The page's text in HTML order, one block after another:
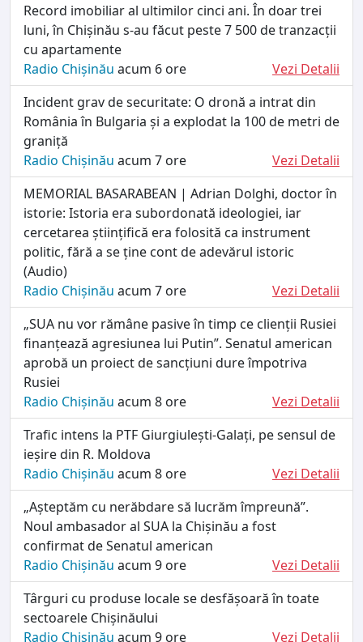
Record imobiliar al ultimilor cinci ani. În doar trei
luni, în Chișinău s-au făcut peste 7 500 de tranzacții
cu apartamente
Radio Chișinău acum 6 ore
Vezi Detalii
Incident grav de securitate: O dronă a intrat din
România în Bulgaria și a explodat la 100 de metri de
graniță
Radio Chișinău acum 7 ore
Vezi Detalii
MEMORIAL BASARABEAN | Adrian Dolghi, doctor în
istorie: Istoria era subordonată ideologiei, iar
cercetarea științifică era folosită ca instrument
politic, fără a se ține cont de adevărul istoric
(Audio)
Radio Chișinău acum 7 ore
Vezi Detalii
„SUA nu vor rămâne pasive în timp ce clienții Rusiei
finanțează agresiunea lui Putin”. Senatul american
aprobă un proiect de sancțiuni dure împotriva
Rusiei
Radio Chișinău acum 8 ore
Vezi Detalii
Trafic intens la PTF Giurgiulești-Galați, pe sensul de
ieșire din R. Moldova
Radio Chișinău acum 8 ore
Vezi Detalii
„Așteptăm cu nerăbdare să lucrăm împreună”.
Noul ambasador al SUA la Chișinău a fost
confirmat de Senatul american
Radio Chișinău acum 9 ore
Vezi Detalii
Târguri cu produse locale se desfășoară în toate
sectoarele Chișinăului
Radio Chișinău acum 9 ore Vezi Detalii